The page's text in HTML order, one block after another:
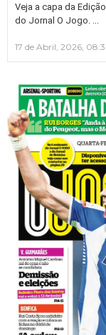
Veja a capa da
do Jornal O Jogo.
17 de Abril, 2026,